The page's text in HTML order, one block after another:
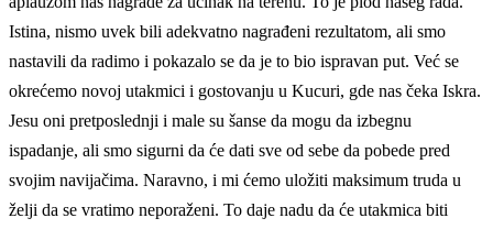
Istina, nismo uvek bili adekvatno nagrađeni rezultatom, ali smo
nastavili da radimo i pokazalo se da je to bio ispravan put. Već se
okrećemo novoj utakmici i gostovanju u Kucuri, gde nas čeka Iskra.
Jesu oni pretposlednji i male su šanse da mogu da izbegnu
ispadanje, ali smo sigurni da će dati sve od sebe da pobede pred
svojim navijačima. Naravno, i mi ćemo uložiti maksimum truda u
želji da se vratimo neporaženi. To daje nadu da će utakmica biti